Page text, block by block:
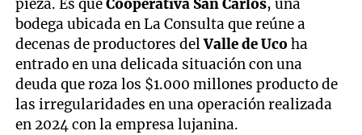
pieza. Es queCooperativa San Carlos, una
bodega ubicada en La Consulta que reúne a
decenas de productores delValle de Ucoha
entrado en una delicada situación con una
deuda que roza los $1.000 millones producto de
las irregularidades en una operación realizada
en 2024 con la empresa lujanina.